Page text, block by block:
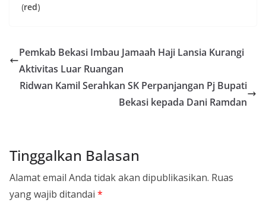
(red)
Pemkab Bekasi Imbau Jamaah Haji Lansia Kurangi
Aktivitas Luar Ruangan
Ridwan Kamil Serahkan SK Perpanjangan Pj Bupati
Bekasi kepada Dani Ramdan
Tinggalkan Balasan
Alamat email Anda tidak akan dipublikasikan. Ruas
yang wajib ditandai *